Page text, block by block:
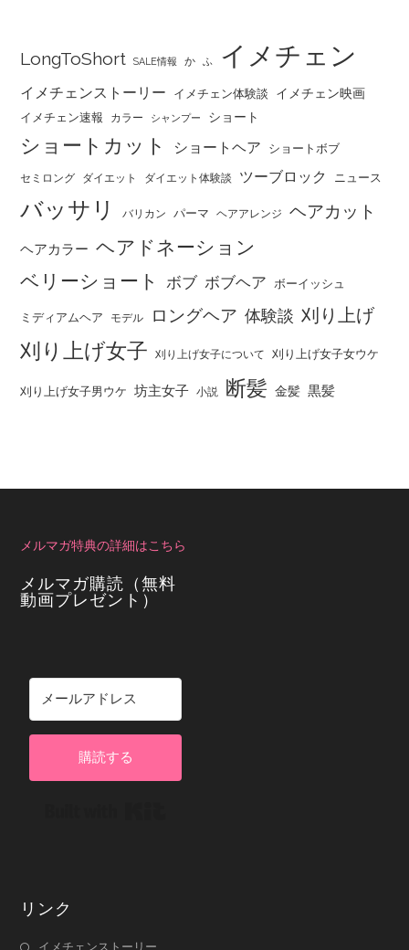
LongToShort SALE情報 か ふ イメチェン
イメチェンストーリー イメチェン体験談 イメチェン映画
イメチェン速報 カラー シャンプー ショート
ショートカット ショートヘア ショートボブ
セミロング ダイエット ダイエット体験談 ツーブロック ニュース
バッサリ バリカン パーマ ヘアアレンジ ヘアカット
ヘアカラー ヘアドネーション
ベリーショート
ボブ ボブヘア ボーイッシュ
ミディアムヘア モデル ロングヘア 体験談 刈り上げ
刈り上げ女子 刈り上げ女子について 刈り上げ女子女ウケ
刈り上げ女子男ウケ 坊主女子 小説 断髪 金髪 黒髪
メルマガ特典の詳細はこちら
メルマガ購読（無料
動画プレゼント）
購読する
リンク
イメチェンストーリー